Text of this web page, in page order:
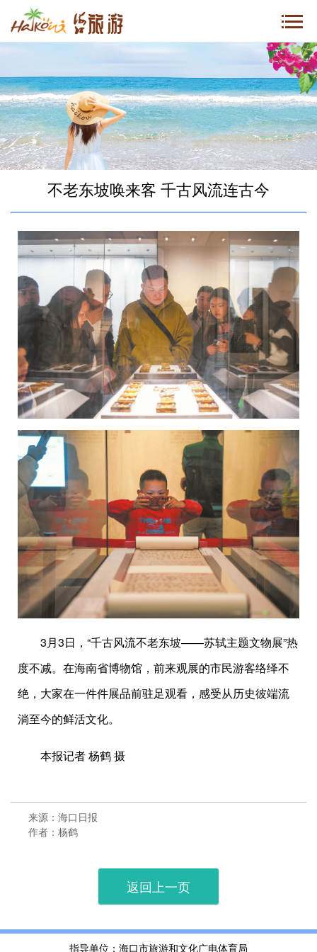
不老东坡唤来客 千古风流连古今
3月3日，“千古风流不老东坡——苏轼主题文物展”热
度不减。在海南省博物馆，前来观展的市民游客络绎不
绝，大家在一件件展品前驻足观看，感受从历史彼端流
淌至今的鲜活文化。
本报记者 杨鹤 摄
来源：海口日报
作者：杨鹤
返回上一页
指导单位：海口市旅游和文化广电体育局